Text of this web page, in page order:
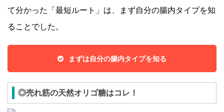
て分かった「最短ルート」は、まず自分の腸内タイプを知
ることでした。
まずは自分の腸内タイプを知る
◎売れ筋の天然オリゴ糖はコレ！